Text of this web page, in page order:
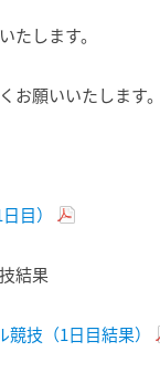
たします。
お願いいたします。
目）
結果
技（1日目結果）